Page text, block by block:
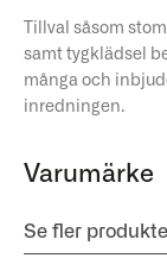
Tillval såsom
samt tygklädsel
många och
inredningen.
Varumärke
Se fler